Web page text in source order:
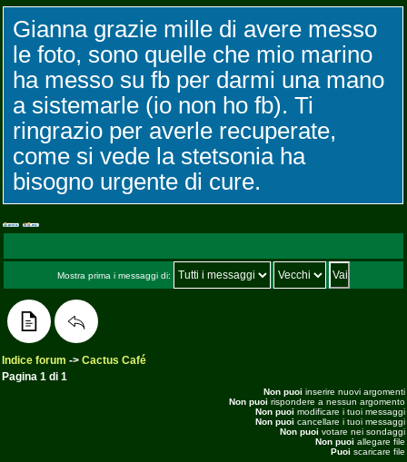
Gianna grazie mille di avere messo
le foto, sono quelle che mio marino
ha messo su fb per darmi una mano
a sistemarle (io non ho fb). Ti
ringrazio per averle recuperate,
come si vede la stetsonia ha
bisogno urgente di cure.
Mostra prima i messaggi di:
Indice forum -> Cactus Café
Pagina 1 di 1
Non puoi inserire nuovi argomenti
Non puoi rispondere a nessun argomento
Non puoi modificare i tuoi messaggi
Non puoi cancellare i tuoi messaggi
Non puoi votare nei sondaggi
Non puoi allegare file
Puoi scaricare file